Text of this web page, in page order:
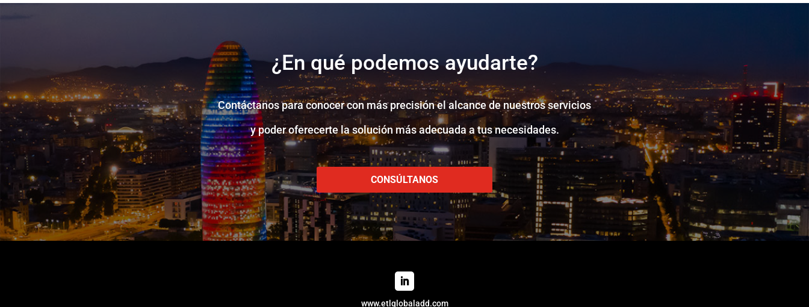
¿En qué podemos ayudarte?
Contáctanos para conocer con más precisión el alcance de nuestros servicios
y poder oferecerte la solución más adecuada a tus necesidades.
CONSÚLTANOS
www.etlglobaladd.com